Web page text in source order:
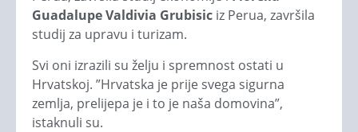
Guadalupe Valdivia Grubisic iz Perua, završila
studij za upravu i turizam.
Svi oni izrazili su želju i spremnost ostati u
Hrvatskoj. ”Hrvatska je prije svega sigurna
zemlja, prelijepa je i to je naša domovina”,
istaknuli su.